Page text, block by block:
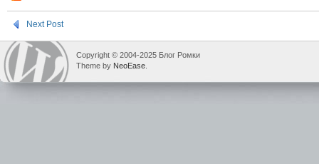
Next Post
Copyright © 2004-2025 Блог Ромки
Theme by NeoEase